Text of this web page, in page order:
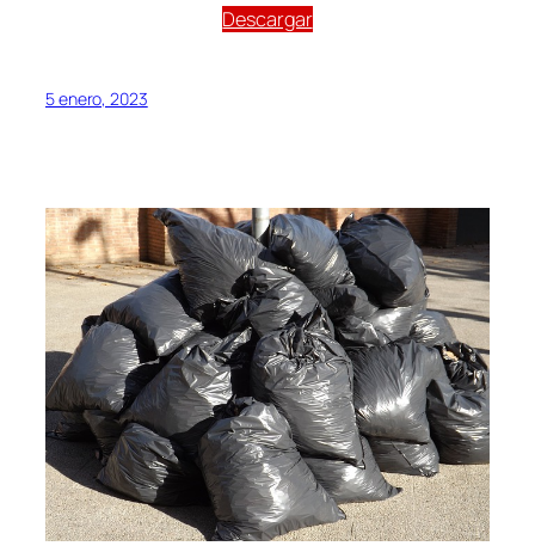
Descargar
5 enero, 2023